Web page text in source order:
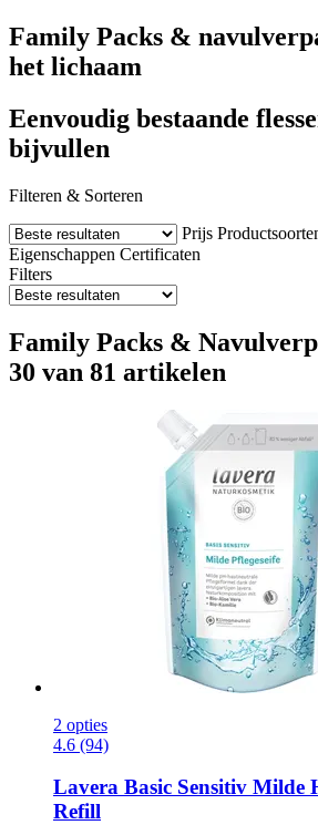
Family Packs &
het lichaam
Eenvoudig bestaande
bijvullen
Filteren & Sorteren
Prijs
Eigenschappen Certificaten
Filters
Family Packs &
30 van 81 artikelen
2 opties
4.6 (94)
Lavera Basic Sensitiv Milde
Refill